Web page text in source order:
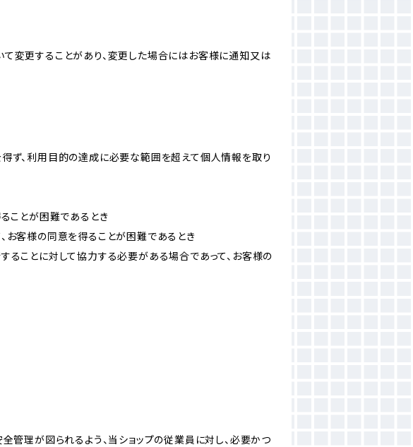
変更することがあり、変更した場合にはお客様に通知又は
ず、利用目的の達成に必要な範囲を超えて個人情報を取り
ことが困難であるとき
お客様の同意を得ることが困難であるとき
ことに対して協力する必要がある場合であって、お客様の
管理が図られるよう、当ショップの従業員に対し、必要かつ